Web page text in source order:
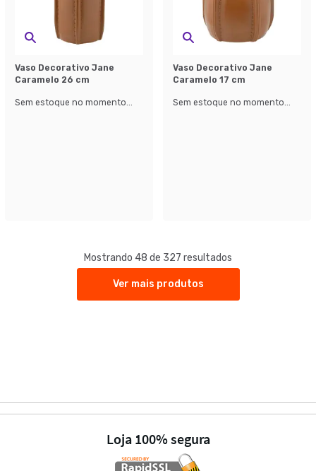
Vaso Decorativo Jane
Caramelo 26 cm
Sem estoque no momento...
Vaso Decorativo Jane
Caramelo 17 cm
Sem estoque no momento...
Mostrando 48 de 327 resultados
Ver mais produtos